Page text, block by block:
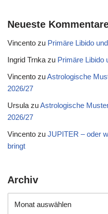
Neueste
Vincento zu Primäre Libido
Ingrid Trnka zu Primäre Libido
Vincento zuAstrologische
2026/27
Ursula zuAstrologische
2026/27
Vincento zu JUPITER – oder
bringt
Archiv